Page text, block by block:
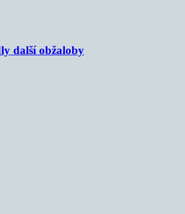
další obžaloby